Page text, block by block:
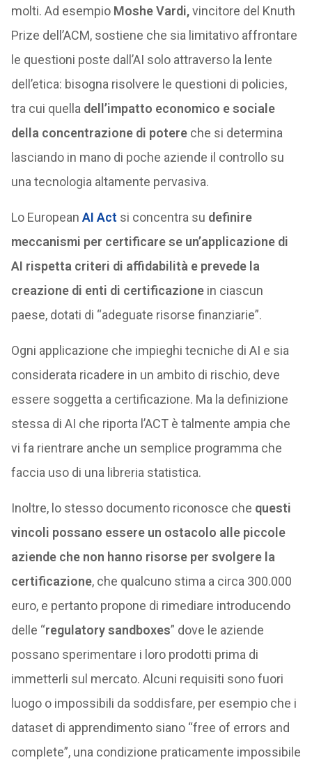
molti. Ad esempio Moshe Vardi,vincitore del Knuth
Prize dell’ACM, sostiene che sia limitativo affrontare
le questioni poste dall’AI solo attraverso la lente
dell’etica: bisogna risolvere le questioni di policies,
tra cui quella dell’impatto economico e sociale
della concentrazione di potereche si determina
lasciando in mano di poche aziende il controllo su
una tecnologia altamente pervasiva.
Lo European AI Act si concentra su definire
meccanismi per certificare se un’applicazione di
AI rispetta criteri di affidabilità e prevede la
creazione di enti di certificazionein ciascun
paese, dotati di “adeguate risorse finanziarie”.
Ogni applicazione che impieghi tecniche di AI e sia
considerata ricadere in un ambito di rischio, deve
essere soggetta a certificazione. Ma la definizione
stessa di AI che riporta l’ACT è talmente ampia che
vi fa rientrare anche un semplice programma che
faccia uso di una libreria statistica.
Inoltre, lo stesso documento riconosce che questi
vincoli possano essere un ostacolo alle piccole
aziende che non hanno risorse per svolgere la
certificazione, che qualcuno stima a circa 300.000
euro, e pertanto propone di rimediare introducendo
delle “regulatory sandboxes” dove le aziende
possano sperimentare i loro prodotti prima di
immetterli sul mercato. Alcuni requisiti sono fuori
luogo o impossibili da soddisfare, per esempio che i
dataset di apprendimento siano “free of errors and
complete”, una condizione praticamente impossibile